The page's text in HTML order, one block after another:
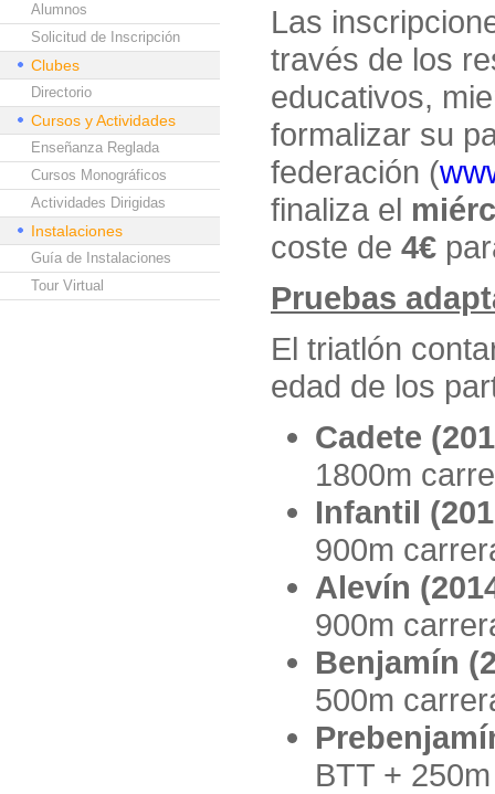
Alumnos
Solicitud de Inscripción
Clubes
Directorio
Cursos y Actividades
Enseñanza Reglada
Cursos Monográficos
Actividades Dirigidas
Instalaciones
Guía de Instalaciones
Tour Virtual
Las
través de los
educativos,
formalizar su
federación (
finaliza el
coste de 4€
Pruebas
El triatlón
edad de los
Cadete
1800m
Infantil
900m
Alevín
900m
Benjamín
500m
BTT +